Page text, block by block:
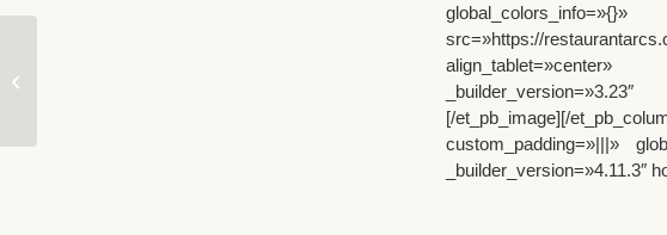
src=»https://
[/et_pb_image][/
custom_padding=»|||»
_builder_version=»4.11.3″